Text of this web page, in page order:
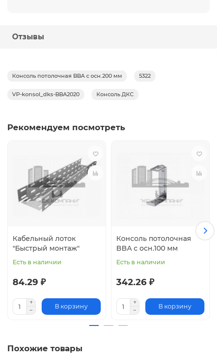
Отзывы
Консоль потолочная BBA с осн.200 мм 5322
VP-konsol_dks-BBA2020 Консоль ДКС
Рекомендуем посмотреть
Кабельный лоток
"Быстрый монтаж"
Есть в наличии
84.29 ₽
В корзину
Консоль потолочная
BBA с осн.100 мм
Есть в наличии
342.26 ₽
В корзину
Похожие товары